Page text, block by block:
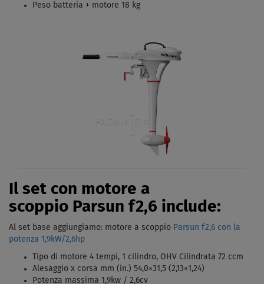
Peso batteria + motore 18 kg
Il set con motore a
scoppio Parsun f2,6 include:
Al set base aggiungiamo: motore a scoppio Parsun f2,6 con la
potenza 1,9kW/2,6hp
Tipo di motore 4 tempi, 1 cilindro, OHV Cilindrata 72 ccm
Alesaggio x corsa mm (in.) 54,0×31,5 (2,13×1,24)
Potenza massima 1,9kw / 2,6cv